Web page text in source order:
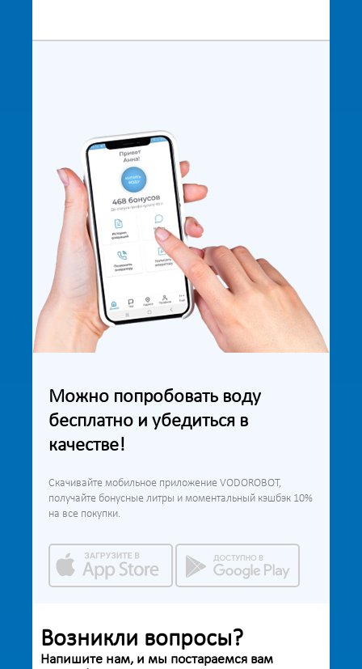
Можно попробовать воду
бесплатно и убедиться в
качестве!
Скачивайте мобильное приложение VODOROBOT,
получайте бонусные литры и моментальный кэшбэк 10%
на все покупки.
Возникли вопросы?
Напишите нам, и мы постараемся вам